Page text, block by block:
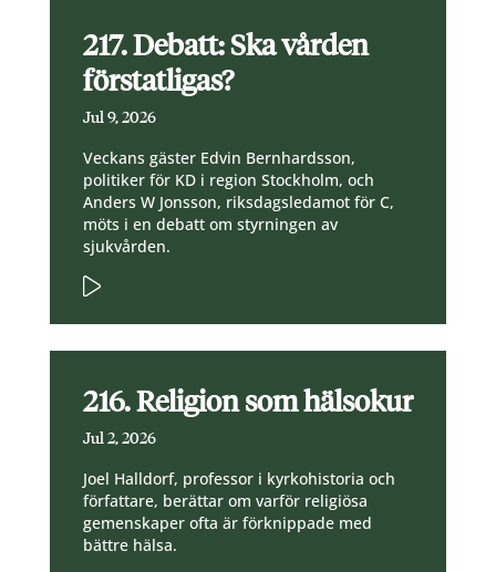
217. Debatt: Ska vården
förstatligas?
Jul 9, 2026
Veckans gäster Edvin Bernhardsson,
politiker för KD i region Stockholm, och
Anders W Jonsson, riksdagsledamot för C,
möts i en debatt om styrningen av
sjukvården.
216. Religion som hälsokur
Jul 2, 2026
Joel Halldorf, professor i kyrkohistoria och
författare, berättar om varför religiösa
gemenskaper ofta är förknippade med
bättre hälsa.